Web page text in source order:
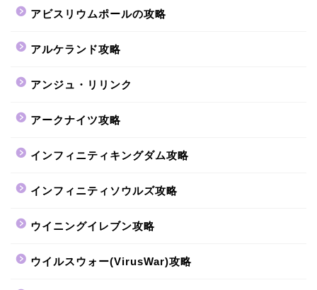
アビスリウムポールの攻略
アルケランド攻略
アンジュ・リリンク
アークナイツ攻略
インフィニティキングダム攻略
インフィニティソウルズ攻略
ウイニングイレブン攻略
ウイルスウォー(VirusWar)攻略